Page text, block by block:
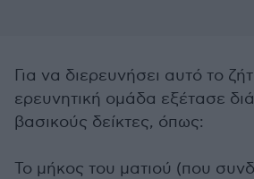
Για να διερευνήσει αυτό το
ερευνητική ομάδα εξέτασε
βασικούς δείκτες, όπως:
Το μήκος του ματιού (που